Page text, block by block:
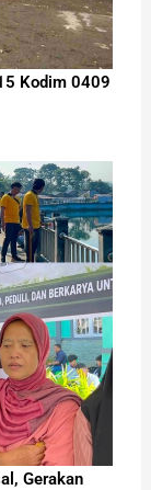
Kodim 0409
Gerakan